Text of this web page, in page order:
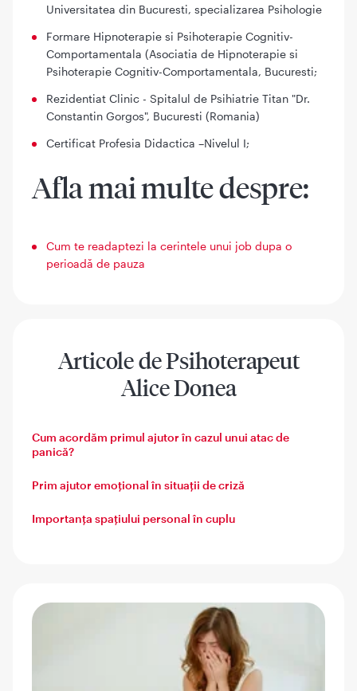
Universitatea din Bucuresti, specializarea Psihologie
Formare Hipnoterapie si Psihoterapie Cognitiv-
Comportamentala (Asociatia de Hipnoterapie si
Psihoterapie Cognitiv-Comportamentala, Bucuresti;
Rezidentiat Clinic - Spitalul de Psihiatrie Titan "Dr.
Constantin Gorgos", Bucuresti (Romania)
Certificat Profesia Didactica –Nivelul I;
Afla mai multe despre:
Cum te readaptezi la cerintele unui job dupa o
perioadă de pauza
Articole de Psihoterapeut
Alice Donea
Cum acordăm primul ajutor în cazul unui atac de
panică?
Prim ajutor emoțional în situații de criză
Importanța spațiului personal în cuplu